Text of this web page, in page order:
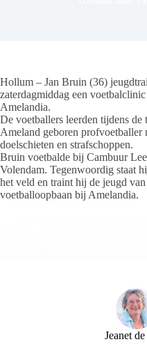
Hollum – Jan Bruin (36)
zaterdagmiddag een
Amelandia.
De voetballers leerden tijdens
Ameland geboren profvoetballer
doelschieten en strafschoppen.
Bruin voetbalde bij Cambuur
Volendam. Tegenwoordig staat
het veld en traint hij de jeugd
voetballoopbaan bij Amelandia.
Jeanet